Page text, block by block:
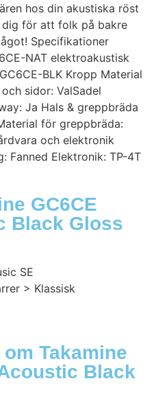
hos din akustiska röst
dig för att folk på bakre
Specifikationer
NAT elektroakustisk
BLK Kropp Material
sidor: ValSadel
Ja Hals & greppbräda
för greppbräda:
och elektronik
Fanned Elektronik: TP-4T
GC6CE
Black Gloss
SE
> Klassisk
Takamine
Black